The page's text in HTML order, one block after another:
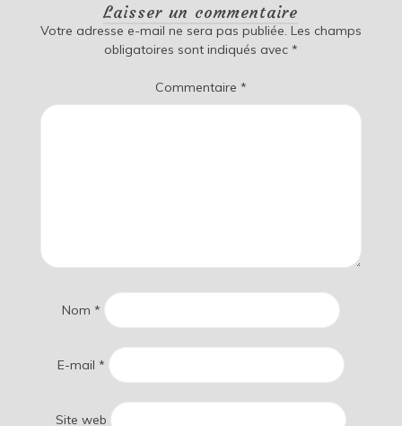
Laisser un commentaire
Votre adresse e-mail ne sera pas publiée. Les champs
obligatoires sont indiqués avec *
Commentaire *
Nom *
E-mail *
Site web